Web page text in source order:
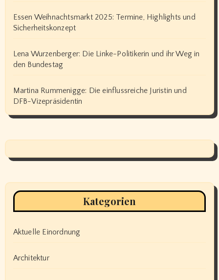
Essen Weihnachtsmarkt 2025: Termine, Highlights und
Sicherheitskonzept
Lena Wurzenberger: Die Linke-Politikerin und ihr Weg in
den Bundestag
Martina Rummenigge: Die einflussreiche Juristin und
DFB-Vizepräsidentin
Kategorien
Aktuelle Einordnung
Architektur